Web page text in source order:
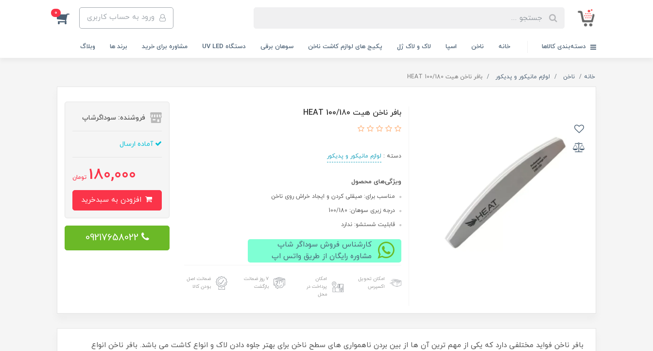
ورود به حساب کاربری 0
دسته‌بندی کالاها خانه ناخن اسپا لاک و لاک ژل پکیج های لوازم کاشت ناخن سوهان برقی دستگاه UV LED مشاوره برای خرید برند ها وبلاگ
خانه ناخن لوازم مانیکور و پدیکور بافر ناخن هیت HEAT 100/180
بافر ناخن هیت HEAT 100/180
دسته : لوازم مانیکور و پدیکور
ویژگی‌های محصول
مناسب برای: صیقلی کردن و ایجاد خراش روی ناخن
درجه زبری سوهان: 100/180
قابلیت شستشو: ندارد
کارشناس فروش سوداگر شاپ
مشاوره رایگان از طریق واتس اپ
امکان تحویل
اکسپرس
امکان
پرداخت در
محل
۷ روز ضمانت
بازگشت
ضمانت اصل
بودن کالا
فروشنده: سوداگرشاپ
آماده ارسال
180,000 تومان
09217658022
بافر ناخن فواید مختلفی دارد که یکی از مهم ترین آن ها از بین بردن ناهمواری های سطح ناخن برای بهتر جلوه دادن لاک و انواع کاشت می باشد. بافر ناخن انواع